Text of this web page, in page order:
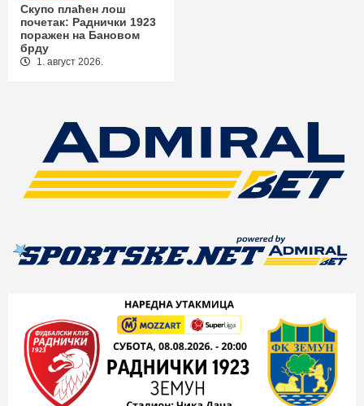
Скупо плаћен лош
почетак: Раднички 1923
поражен на Бановом
брду
1. август 2026.